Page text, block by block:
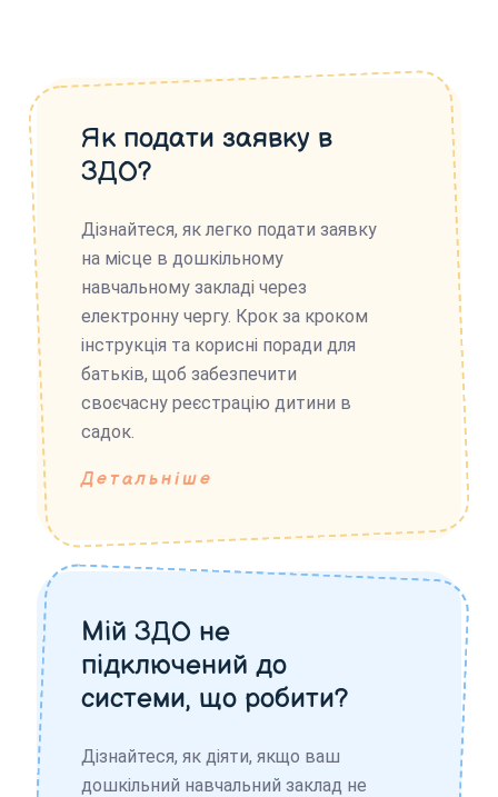
Як подати заявку в
ЗДО?
Дізнайтеся, як легко подати заявку
на місце в дошкільному
навчальному закладі через
електронну чергу. Крок за кроком
інструкція та корисні поради для
батьків, щоб забезпечити
своєчасну реєстрацію дитини в
садок.
Детальніше
Мій ЗДО не
підключений до
системи, що робити?
Дізнайтеся, як діяти, якщо ваш
дошкільний навчальний заклад не